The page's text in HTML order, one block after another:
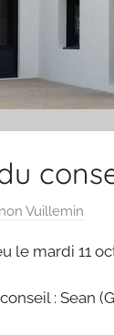
Vuillemin
le mardi 11
: Sean